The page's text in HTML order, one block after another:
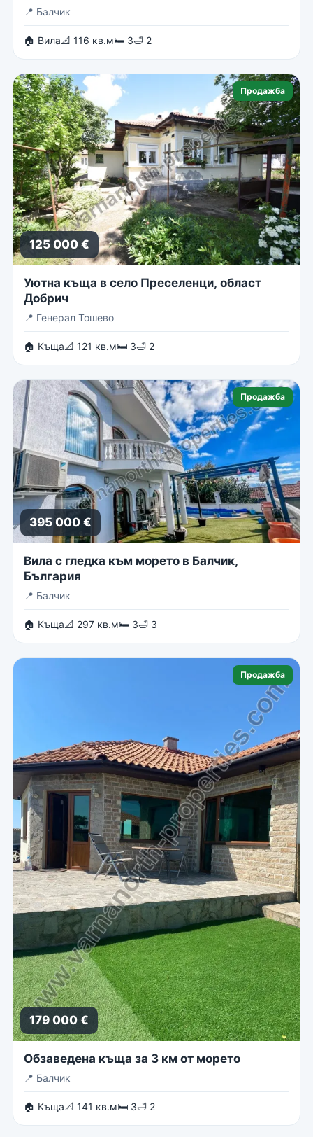
📍 Балчик
🏠 Вила📐 116 кв.м🛏 3🛁 2
Продажба
125 000 €
Уютна къща в село Преселенци, област
Добрич
📍 Генерал Тошево
🏠 Къща📐 121 кв.м🛏 3🛁 2
Продажба
395 000 €
Вила с гледка към морето в Балчик,
България
📍 Балчик
🏠 Къща📐 297 кв.м🛏 3🛁 3
Продажба
179 000 €
Обзаведена къща за 3 км от морето
📍 Балчик
🏠 Къща📐 141 кв.м🛏 3🛁 2